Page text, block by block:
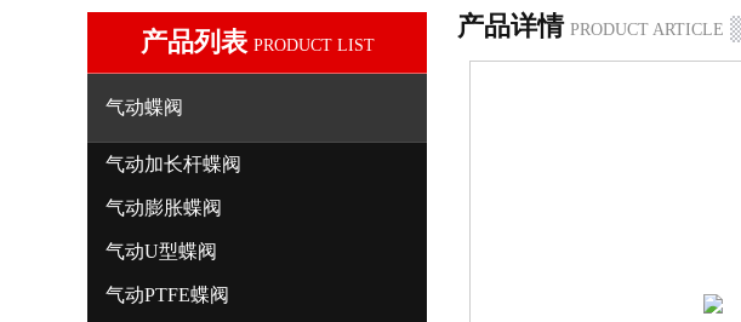
产品列表 PRODUCT LIST
气动蝶阀
气动加长杆蝶阀
气动膨胀蝶阀
气动U型蝶阀
气动PTFE蝶阀
产品详情 PRODUCT ARTICLE